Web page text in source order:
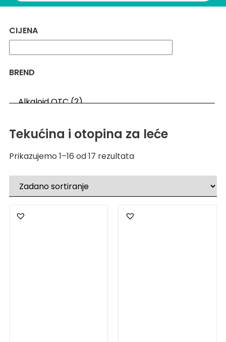
CIJENA
BREND
Tekućina i otopina za leće
Prikazujemo 1–16 od 17 rezultata